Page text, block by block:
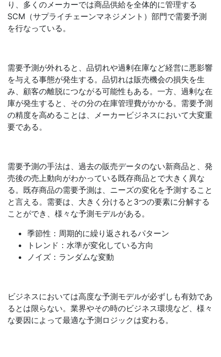
り、多くのメーカーでは商品供給を全体的に管理する
SCM（サプライチェーンマネジメント）部門で需要予測
を行なっている。
需要予測が外れると、品切れや過剰在庫など経営に悪影響
を与える事態が発生する。品切れは販売機会の損失を生
み、顧客の離脱につながる可能性もある。一方、過剰な在
庫が発生すると、その分の在庫管理費がかかる。需要予測
の精度を高めることは、メーカービジネスにおいて大変重
要である。
需要予測の手法は、過去の販売データのない新商品と、発
売後の売上動向がわかっている既存商品とで大きく異な
る。既存商品の需要予測は、ニーズの変化を予測すること
と言える。需要は、大きく分けると3つの要素に分解する
ことができ、様々な予測モデルがある。
季節性：周期的に繰り返されるパターン
トレンド：水準が変化している方向
ノイズ：ランダムな変動
ビジネスにおいては高度な予測モデルが必ずしも有効であ
るとは限らない。業界やその時のビジネス環境など、様々
な要因によって最適な予測ロジックは変わる。